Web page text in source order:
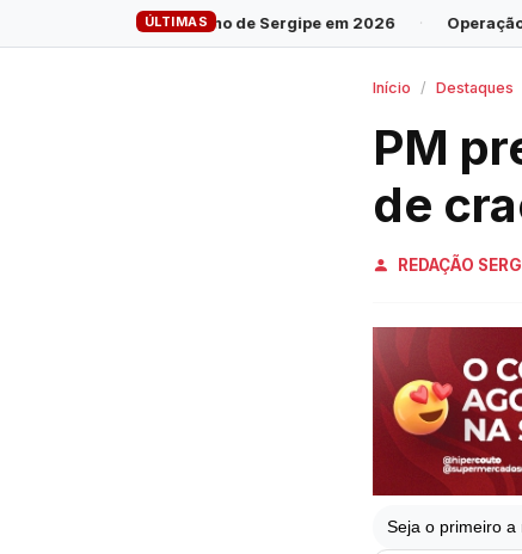
ÚLTIMAS
governo de Sergipe em 2026 · Operação cumpre 28
Início Destaques
PM
de
REDAÇÃO
Seja o primeiro a